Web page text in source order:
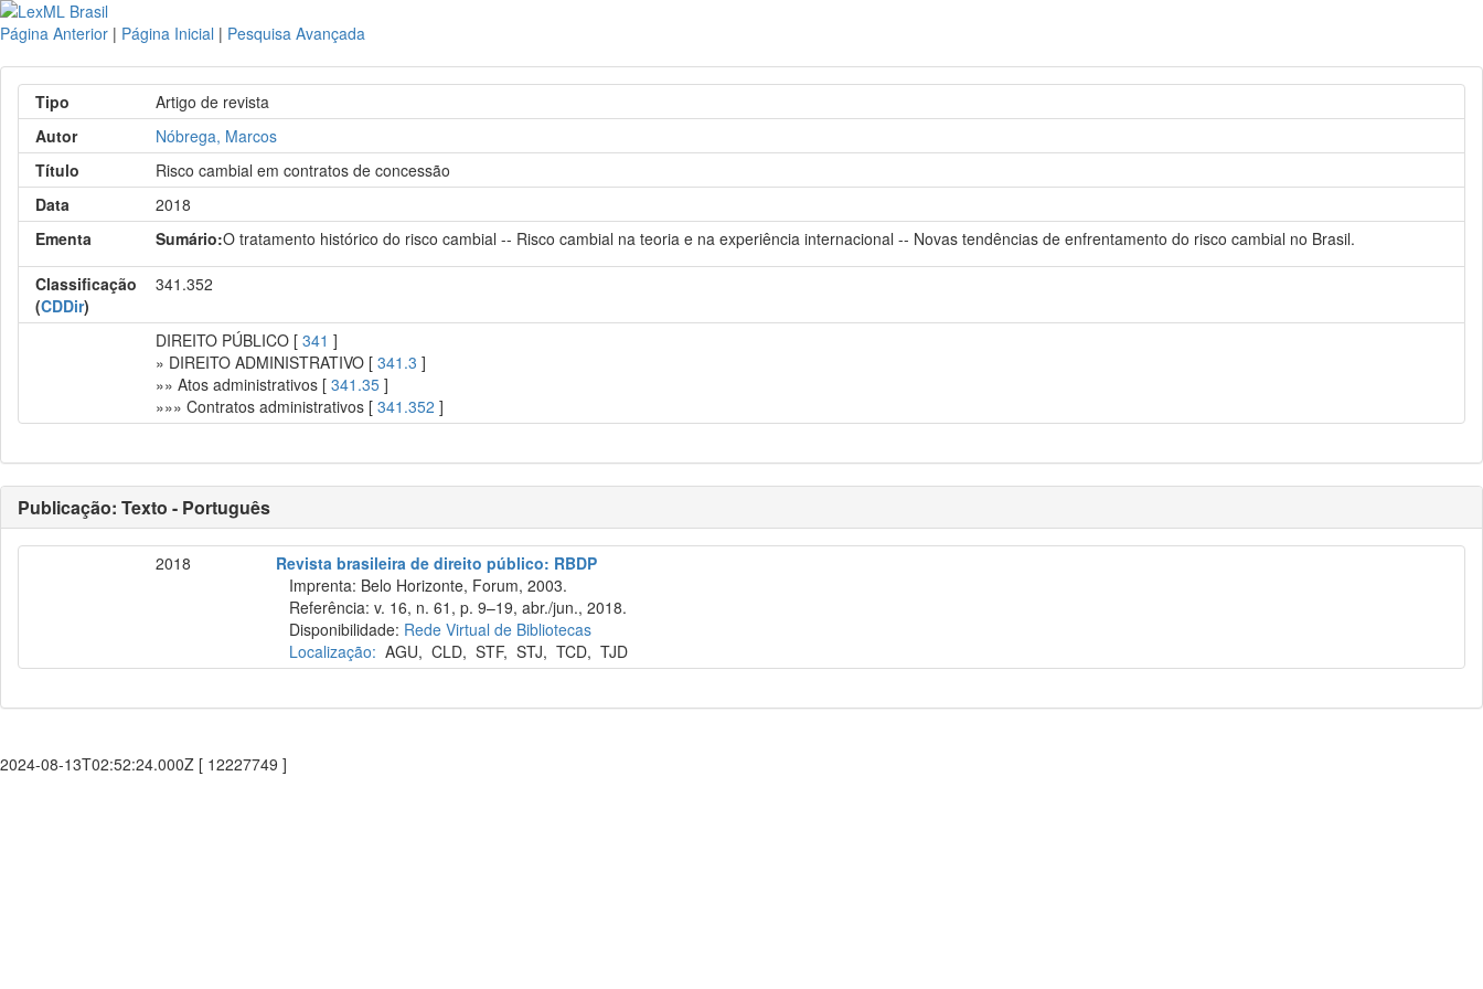
Página Anterior | Página Inicial | Pesquisa Avançada
Tipo
Artigo de revista
Autor
Nóbrega, Marcos
Título
Risco cambial em contratos de concessão
Data
2018
Ementa
Sumário:O tratamento histórico do risco cambial -- Risco cambial na teoria e na experiência internacional -- Novas tendências de enfrentamento do risco cambial no Brasil.
Classificação
(CDDir)
341.352
DIREITO PÚBLICO [341 ]
» DIREITO ADMINISTRATIVO [341.3 ]
»» Atos administrativos [341.35 ]
»»» Contratos administrativos [341.352 ]
Publicação: Texto - Português
2018
Revista brasileira de direito público: RBDP
Imprenta: Belo Horizonte, Forum, 2003.
Referência: v. 16, n. 61, p. 9–19, abr./jun., 2018.
Disponibilidade: Rede Virtual de Bibliotecas
Localização: AGU,CLD,STF,STJ,TCD,TJD
2024-08-13T02:52:24.000Z [ 12227749 ]